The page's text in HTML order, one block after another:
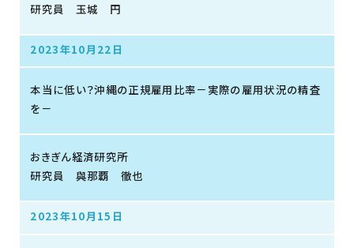
研究員 玉城 円
2023年10月22日
本当に低い？沖縄の正規雇用比率－実際の雇用状況の精査
を－
おきぎん経済研究所
研究員 與那覇 徹也
2023年10月15日